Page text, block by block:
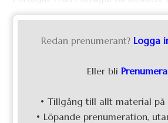
Redan prenumerant? Logga
Eller bli
• Tillgång till allt material på
• Löpande prenumeration,